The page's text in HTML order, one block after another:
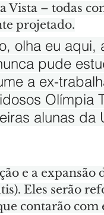
– todas
projetado.
olha eu aqui,
pude
a ex-
Olímpia
alunas da
e a expansão
Eles serão
contarão